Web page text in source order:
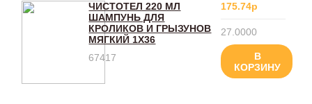
ЧИСТОТЕЛ 220 МЛ
ШАМПУНЬ ДЛЯ
КРОЛИКОВ И ГРЫЗУНОВ
МЯГКИЙ 1Х36
67417
175.74р
27.0000
В
КОРЗИНУ